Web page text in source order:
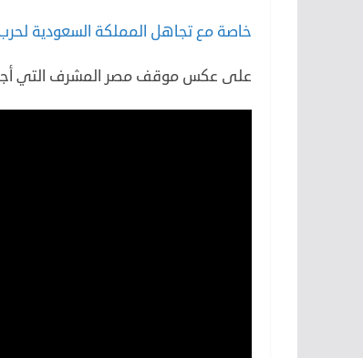
خاصة مع تجاهل المملكة السعودية
على عكس موقف مصر المشرف التي أجلت